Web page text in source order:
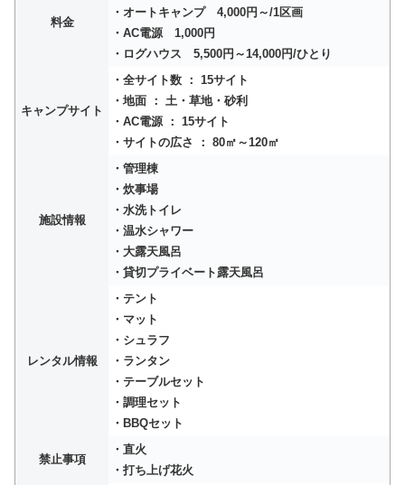
料金
・オートキャンプ 4,000円～/1区画
・AC電源 1,000円
・ログハウス 5,500円～14,000円/ひとり
キャンプサイト
・全サイト数 ： 15サイト
・地面 ： 土・草地・砂利
・AC電源 ： 15サイト
・サイトの広さ ： 80㎡～120㎡
施設情報
・管理棟
・炊事場
・水洗トイレ
・温水シャワー
・大露天風呂
・貸切プライベート露天風呂
レンタル情報
・テント
・マット
・シュラフ
・ランタン
・テーブルセット
・調理セット
・BBQセット
禁止事項
・直火
・打ち上げ花火